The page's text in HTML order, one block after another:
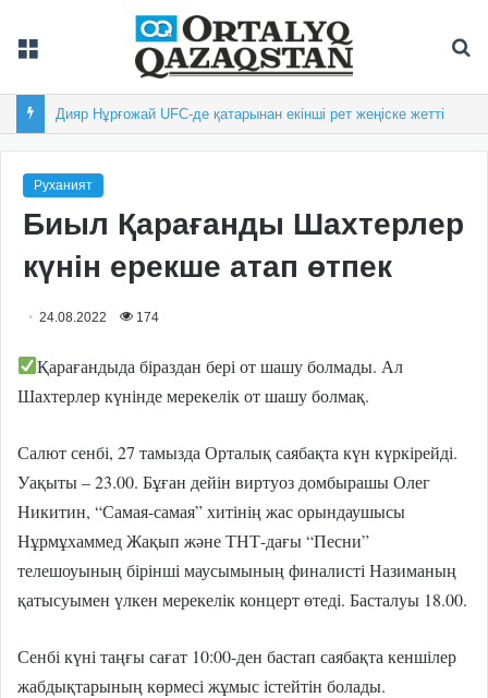
Дияр Нұрғожай UFC-де қатарынан екінші рет жеңіске жетті
Руханият
Биыл Қарағанды Шахтерлер
күнін ерекше атап өтпек
24.08.2022 174
Қарағандыда біраздан бері от шашу болмады. Ал
Шахтерлер күнінде мерекелік от шашу болмақ.
Салют сенбі, 27 тамызда Орталық саябақта күн күркірейді.
Уақыты – 23.00. Бұған дейін виртуоз домбырашы Олег
Никитин, “Самая-самая” хитінің жас орындаушысы
Нұрмұхаммед Жақып және ТНТ-дағы “Песни”
телешоуының бірінші маусымының финалисті Назиманың
қатысуымен үлкен мерекелік концерт өтеді. Басталуы 18.00.
Сенбі күні таңғы сағат 10:00-ден бастап саябақта кеншілер
жабдықтарының көрмесі жұмыс істейтін болады.